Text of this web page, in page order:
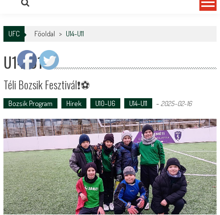
UFC Főoldal > U14-U11
U14-U11
Téli Bozsik Fesztivál❗️⚽️
Bozsik Program Hírek U10-U6 U14-U11 - 2025-02-16